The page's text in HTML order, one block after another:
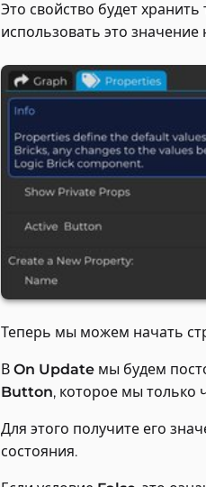
Это свойство будет
использовать это
Теперь мы можем начать
В On Update мы будем
Button, которое мы только
Для этого получите его
состояния.